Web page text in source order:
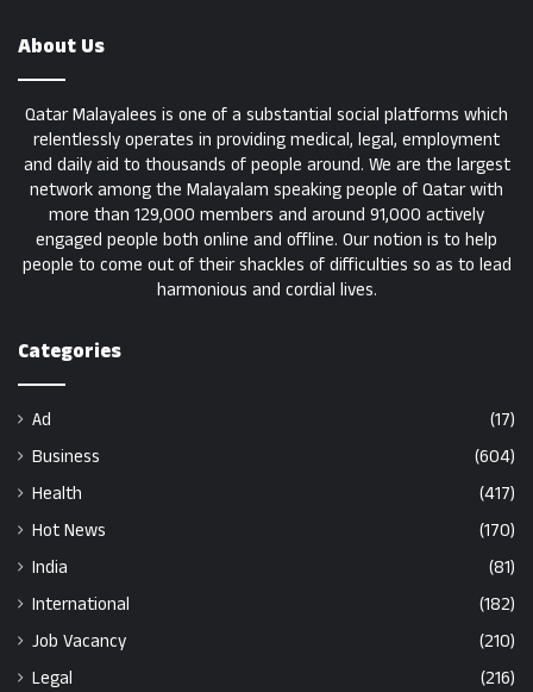
About Us
Qatar Malayalees is one of a substantial social platforms which
relentlessly operates in providing medical, legal, employment
and daily aid to thousands of people around. We are the largest
network among the Malayalam speaking people of Qatar with
more than 129,000 members and around 91,000 actively
engaged people both online and offline. Our notion is to help
people to come out of their shackles of difficulties so as to lead
harmonious and cordial lives.
Categories
Ad
(17)
Business
(604)
Health
(417)
Hot News
(170)
India
(81)
International
(182)
Job Vacancy
(210)
Legal
(216)